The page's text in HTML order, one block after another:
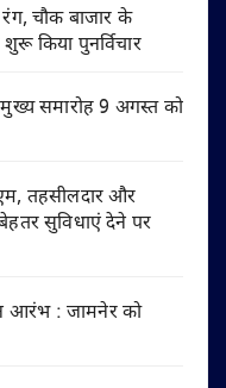
चौक बाजार के
किया पुनर्विचार
मुख्य समारोह 9 अगस्त को
तहसीलदार और
सुविधाएं देने पर
आरंभ : जामनेर को